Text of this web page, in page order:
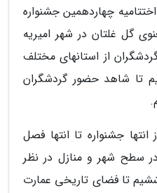
چهاردهمین جشنواره
گل غلتان در شهر امیریه
از استانهای مختلف
تا شاهد حضور گردشگران
جشنواره تا انتها فصل
سطح شهر و منازل در نظر
تا فضای تاریخی عمارت